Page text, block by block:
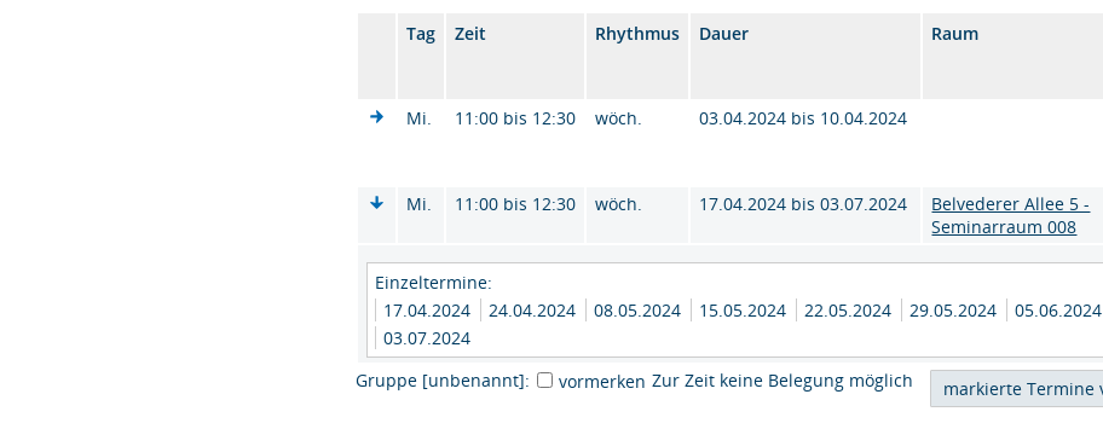
Tag Zeit Rhythmus Dauer Raum
Mi.
11:00 bis 12:30 wöch. 03.04.2024 bis 10.04.2024
Mi.
11:00 bis 12:30 wöch. 17.04.2024 bis 03.07.2024
Belvederer Allee 5 -
Seminarraum 008
Einzeltermine:
17.04.2024
24.04.2024 08.05.2024 15.05.2024 22.05.2024 29.05.2024 05.06.2024
03.07.2024
Gruppe [unbenannt]:
vormerken Zur Zeit keine Belegung möglich